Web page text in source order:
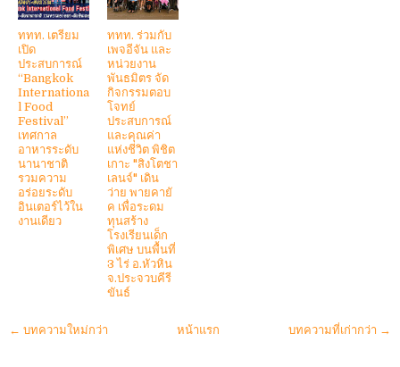
ททท. เตรียม
เปิด
ประสบการณ์
“Bangkok
Internationa
l Food
Festival”
เทศกาล
อาหารระดับ
นานาชาติ
รวมความ
อร่อยระดับ
อินเตอร์ไว้ใน
งานเดียว
ททท. ร่วมกับ
เพจอีจัน และ
หน่วยงาน
พันธมิตร จัด
กิจกรรมตอบ
โจทย์
ประสบการณ์
และคุณค่า
แห่งชีวิต พิชิต
เกาะ "สิงโตชา
เลนจ์" เดิน
ว่าย พายคายั
ค เพื่อระดม
ทุนสร้าง
โรงเรียนเด็ก
พิเศษ บนพื้นที่
3 ไร่ อ.หัวหิน
จ.ประจวบคีรี
ขันธ์
← บทความใหม่กว่า บทความที่เก่ากว่า →
หน้าแรก